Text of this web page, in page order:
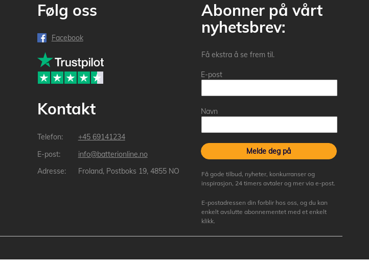
Følg oss
Facebook
Kontakt
+45 69141234
info@batterionline.no
Froland, Postboks 19, 4855 NO
Abonner på vårt
nyhetsbrev:
Få ekstra å se frem til.
E-post
Navn
Melde deg på
Få gode tilbud, nyheter, konkurranser og
inspirasjon, 24 timers avtaler og mer via e-post.
E-postadressen din forblir hos oss, og du kan
enkelt avslutte abonnementet med et enkelt
klikk.